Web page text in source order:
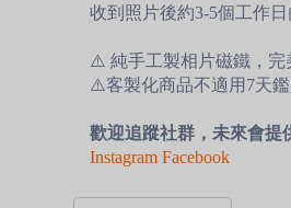
收到照片後約3-5個工作
⚠️ 純手工製相片磁鐵，完
⚠️客製化商品不適用7天
歡迎追蹤社群，未來會提
Instagram Facebook